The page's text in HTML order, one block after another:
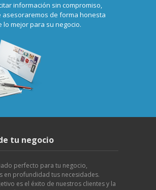
información sin compromiso,
asesoraremos de forma honesta
lo mejor para su negocio.
tu negocio
perfecto para tu negocio,
en profundidad tus necesidades.
es el éxito de nuestros clientes y la